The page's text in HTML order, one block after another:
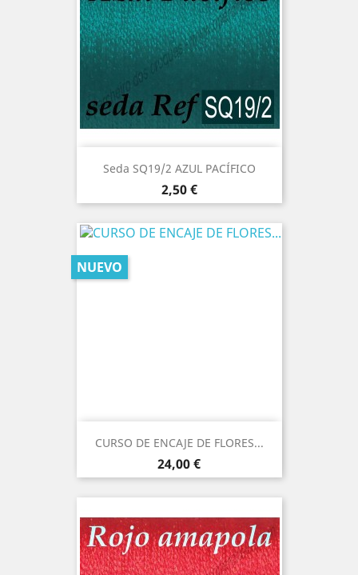
Seda SQ19/2 AZUL PACÍFICO
Precio
2,50 €
CURSO DE ENCAJE DE FLORES...
Precio
24,00 €
NUEVO